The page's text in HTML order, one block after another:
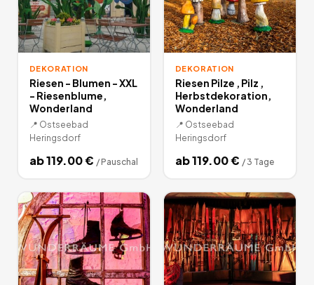
DEKORATION
Riesen - Blumen - XXL
- Riesenblume,
Wonderland
📍 Ostseebad
Heringsdorf
ab119.00€ /Pauschal
DEKORATION
Riesen Pilze , Pilz ,
Herbstdekoration,
Wonderland
📍 Ostseebad
Heringsdorf
ab119.00€ / 3 Tage